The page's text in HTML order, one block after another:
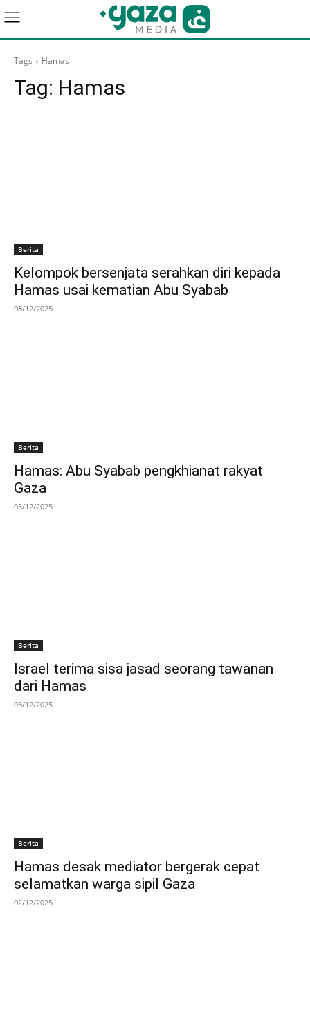
Tags Hamas
Tag: Hamas
Berita
Kelompok bersenjata serahkan diri kepada
Hamas usai kematian Abu Syabab
08/12/2025
Berita
Hamas: Abu Syabab pengkhianat rakyat
Gaza
05/12/2025
Berita
Israel terima sisa jasad seorang tawanan
dari Hamas
03/12/2025
Berita
Hamas desak mediator bergerak cepat
selamatkan warga sipil Gaza
02/12/2025